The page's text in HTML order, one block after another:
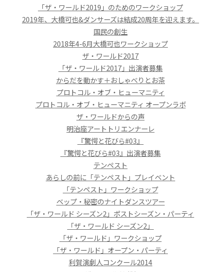
「ザ・ワールド2019」のためのワークショップ
2019年、大橋可也&ダンサーズは結成20周年を迎えます。
国民の創生
2018年4-6月大橋可也ワークショップ
ザ・ワールド2017
「ザ・ワールド2017」出演者募集
からだを動かす＋おしゃべりとお茶
プロトコル・オブ・ヒューマニティ
プロトコル・オブ・ヒューマニティ オープンラボ
ザ・ワールドからの声
明治座アートトリエンナーレ
『驚愕と花びら#03』
『驚愕と花びら#03』出演者募集
テンペスト
あらしの前に「テンペスト」プレイベント
「テンペスト」ワークショップ
ベップ・秘密のナイトダンスツアー
「ザ・ワールド シーズン2」ポストシーズン・パーティ
「ザ・ワールド シーズン2」
「ザ・ワールド」ワークショップ
「ザ・ワールド」オープン・パーティ
利賀演劇人コンクール2014